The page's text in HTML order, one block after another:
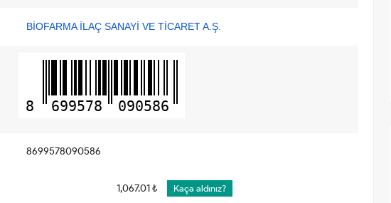
BİOFARMA İLAÇ SANAYİ VE TİCARET A.Ş.
8 699578 090586
8699578090586
1,067.01 ₺ Kaça aldınız?